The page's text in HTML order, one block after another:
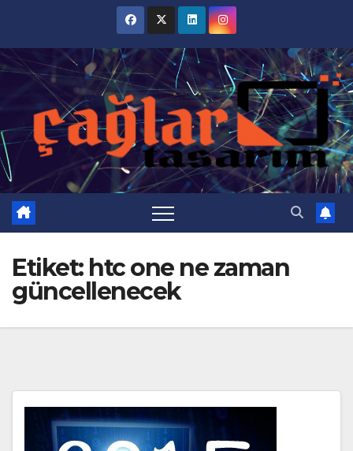
content
Etiket: htc one ne zaman
güncellenecek